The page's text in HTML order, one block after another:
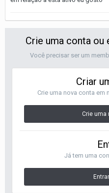
Crie uma conta ou
Você precisar ser um
Criar
Crie uma nova conta em
Crie uma
Já tem uma